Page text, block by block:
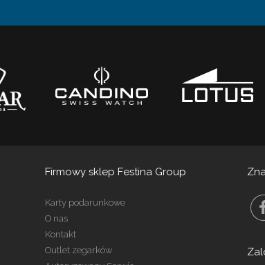
Firmowy sklep Festina Group
Karty podarunkowe
O nas
Kontakt
Outlet zegarków